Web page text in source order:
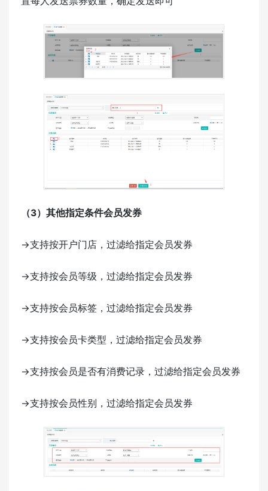
（3）其他指定条件会员发券
->支持按开户门店，过滤给指定会员发券
->支持按会员等级，过滤给指定会员发券
->支持按会员标签，过滤给指定会员发券
->支持按会员卡类型，过滤给指定会员发券
->支持按会员是否有消费记录，过滤给指定会员发券
->支持按会员性别，过滤给指定会员发券